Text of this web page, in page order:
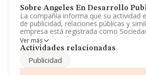
Sobre Angeles En Desarrollo
La compañía informa que su actividad
de publicidad, relaciones públicas y
empresa está registrada como
actividad de referencia CNAE
de publicidad', cuyo Código es 7311. La
Acerca del rendimiento de la compañía
Ver más
Actividades relacionadas
Publicidad